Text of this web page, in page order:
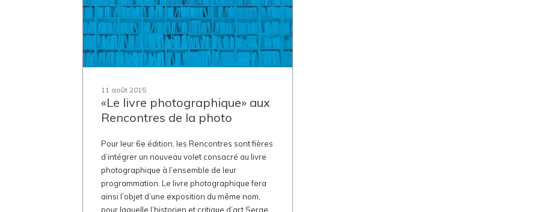
11 août 2015
«Le livre photographique» aux
Rencontres de la photo
Pour leur 6e édition, les Rencontres sont fières
d’intégrer un nouveau volet consacré au livre
photographique à l’ensemble de leur
programmation. Le livre photographique fera
ainsi l’objet d’une exposition du même nom,
pour laquelle l’historien et critique d’art Serge...